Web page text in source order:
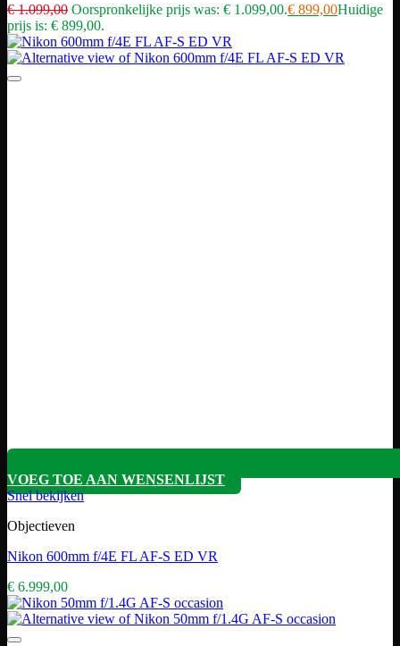
€1.099,00 Oorspronkelijke prijs was: € 1.099,00.€ 899,00Huidige
prijs is: € 899,00.
VOEG TOE AAN WENSENLIJST
Snel bekijken
Objectieven
Nikon 600mm f/4E FL AF-S ED VR
€ 6.999,00